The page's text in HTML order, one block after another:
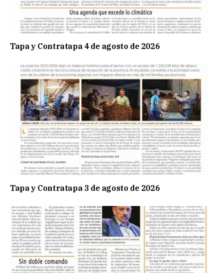
Tapa y Contratapa 4 de agosto de 2026
Tapa y Contratapa 3 de agosto de 2026